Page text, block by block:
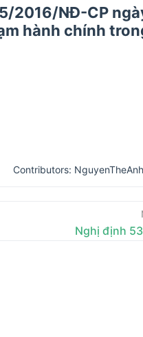
2016/NĐ-CP
hành chính
Contributors: NguyenTheAnh
Nghị định